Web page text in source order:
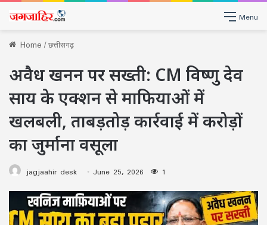
Menu
Home/छत्तीसगढ़
अवैध खनन पर सख्ती: CM विष्णु देव
साय के एक्शन से माफियाओं में
खलबली, ताबड़तोड़ कार्रवाई में करोड़ों
का जुर्माना वसूला
jagjaahir desk June 25, 2026 1